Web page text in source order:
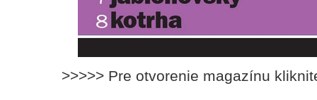
>>>>> Pre otvorenie magazínu